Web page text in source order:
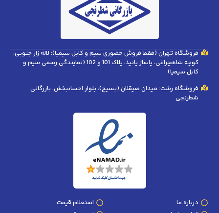
فروشگاه تهران (فقط فروش حضوری سیم و کابل سیمیا): لاله زار جنوبی،
کوچه شاهچراغی، پاساژ پانیذ، پلاک 101 و 102 (نمایندگی رسمی سیم و
کابل سیمیا)
فروشگاه رشت: میدان صیقلان (بسیج)، بلوار احسانبخش، بازرگانی
شطرنجی
درباره ما
استعلام قیمت